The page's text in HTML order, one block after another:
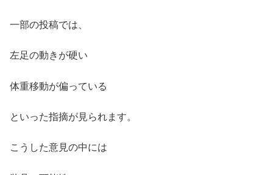
一部の投稿では、
左足の動きが硬い
体重移動が偏っている
といった指摘が見られます。
こうした意見の中には